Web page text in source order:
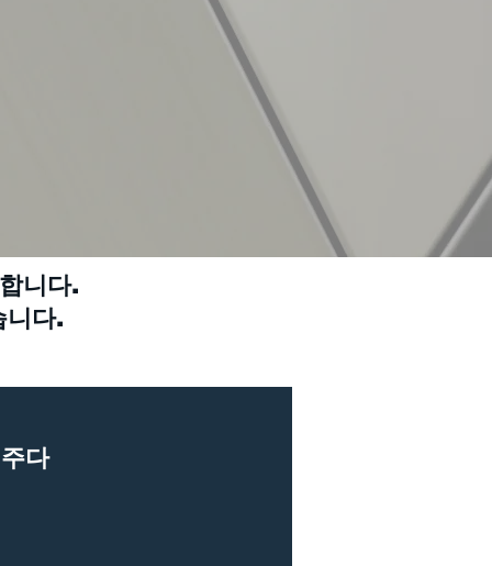
니다.
니다.
다